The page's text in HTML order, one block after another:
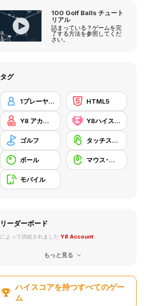
100 Golf Balls チュート
リアル
詰まっている？ゲームを完
了する方法を参照してくだ
さい。
タグ
1プレーヤー HTML5
Y8 アカウント Y8ハイスコア
ゴルフ タッチスクリーン
ボール マウス･スキル
モバイル
リーダーボード
によって供給されました Y8 Account
もっと見る
ハイスコアを持つすべてのゲー
ム